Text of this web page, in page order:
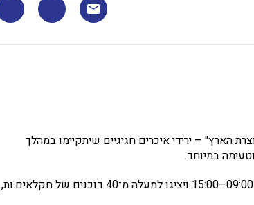
הארץ" – ירידי איכרים חגיגיים שיתקיימו במהלך
במיוחד.
הירידים יתקיימו בימי שישי בתאריכים 16.01, 30.01, 13.02, 27.02 :בין השעות: 09:00–15:00 ויציגו למעלה מ־40 דוכנים של חקלאים.ות,